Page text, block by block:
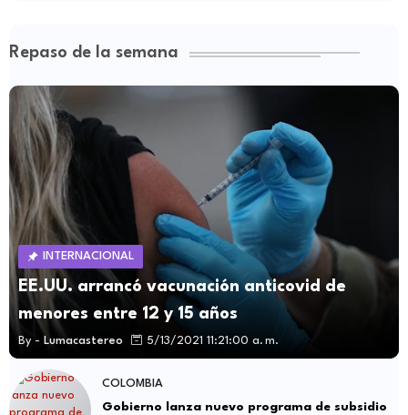
Repaso de la semana
INTERNACIONAL
EE.UU. arrancó vacunación anticovid de
menores entre 12 y 15 años
By - Lumacastereo 5/13/2021 11:21:00 a. m.
COLOMBIA
Gobierno lanza nuevo programa de subsidio